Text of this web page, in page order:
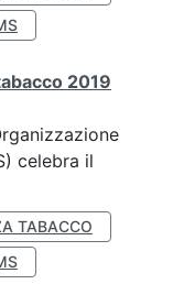
2019
celebra il
TABACCO